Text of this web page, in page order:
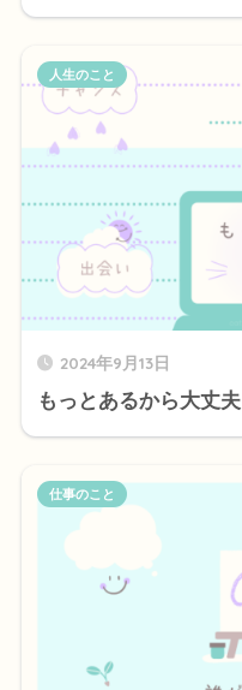
2024年9月13日
もっとあるから大丈夫
人生のこと
仕事のこと